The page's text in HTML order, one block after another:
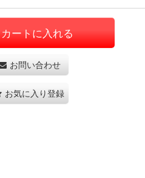
カートに入れる
お問い合わせ
お気に入り登録